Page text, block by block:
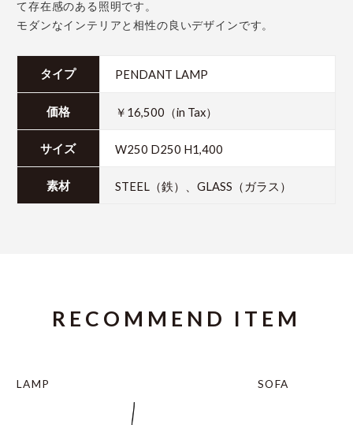
て存在感のある照明です。
モダンなインテリアと相性の良いデザインです。
タイプ PENDANT LAMP
価格 ￥16,500（in Tax）
サイズ W250 D250 H1,400
素材 STEEL（鉄）、GLASS（ガラス）
RECOMMEND ITEM
LAMP SOFA